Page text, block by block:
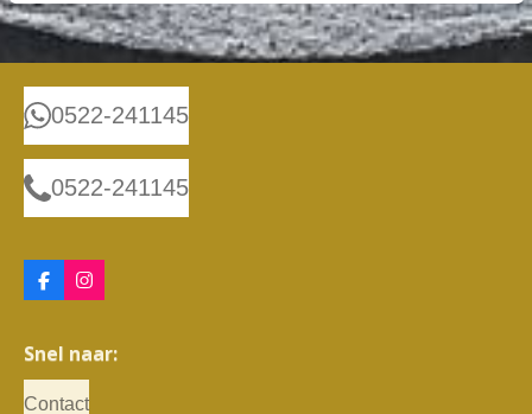
0522-241145
0522-241145
F
a
b
o
I
n
a
g
r
Snel naar:
Contact